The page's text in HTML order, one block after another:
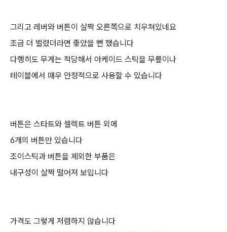
그리고 레버와 버튼이 살짝 오른쪽으로 치우쳐있네요
조금 더 벌렸더라면 좋았을 뻔 했습니다
다행히도 무게는 적당해서 아케이드 스틱을 무릎이나
테이블에서 매우 안정적으로 사용할 수 있습니다
버튼은 스타트와 셀렉트 버튼 외에
6개의 버튼만 있습니다
조이스틱과 버튼을 제외한 부품은
내구성이 살짝 떨어져 보입니다
가격도 그렇게 저렴하지 않습니다